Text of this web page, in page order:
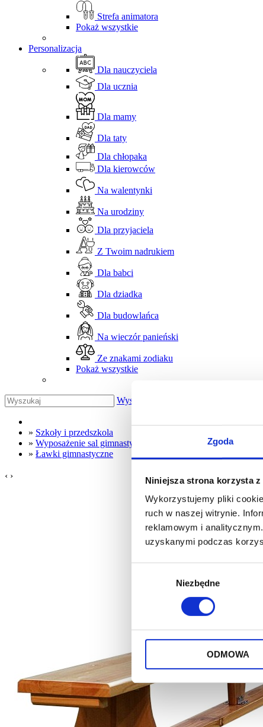
Zgoda
Niniejsza strona korzysta
Wykorzystujemy pliki
ruch w naszej witrynie.
reklamowym i
uzyskanymi podczas
Niezbędne
ODMOWA
Strefa animatora
Pokaż wszystkie
Personalizacja
Dla nauczyciela
Dla ucznia
Dla mamy
Dla taty
Dla chłopaka
Dla kierowców
Na walentynki
Na urodziny
Dla przyjaciela
Z Twoim nadrukiem
Dla babci
Dla dziadka
Dla budowlańca
Na wieczór panieński
Ze znakami zodiaku
Pokaż wszystkie
Wyszukaj
» Szkoły i przedszkola
» Wyposażenie sal gimnastycznych
» Ławki gimnastyczne
‹ ›